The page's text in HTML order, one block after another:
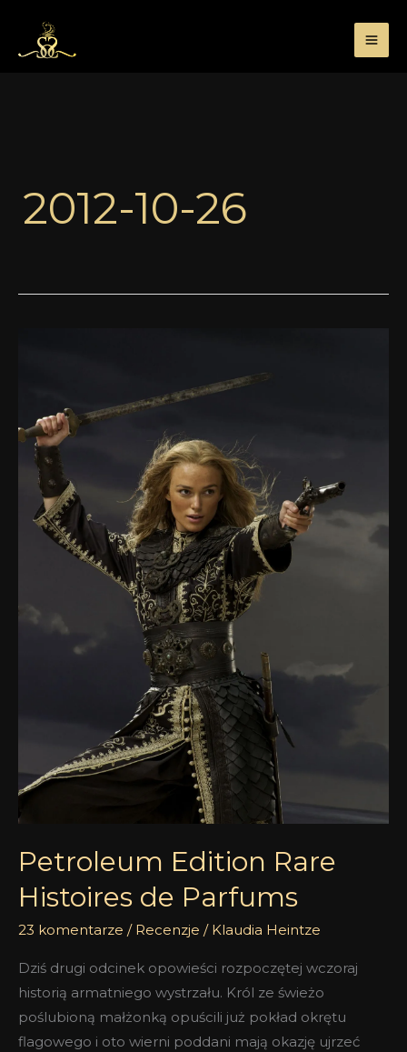
treści
2012-10-26
Petroleum Edition Rare
Histoires de Parfums
23 komentarze / Recenzje / Klaudia Heintze
Dziś drugi odcinek opowieści rozpoczętej wczoraj
historią armatniego wystrzału. Król ze świeżo
poślubioną małżonką opuścili już pokład okrętu
flagowego i oto wierni poddani mają okazję ujrzeć
Histoires
de
Parfums